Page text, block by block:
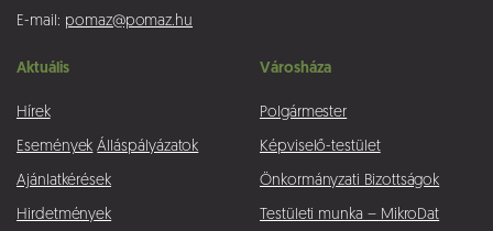
E-mail: pomaz@pomaz.hu
Aktuális
Hírek
Események Álláspályázatok
Ajánlatkérések
Hirdetmények
Városháza
Polgármester
Képviselő-testület
Önkormányzati Bizottságok
Testületi munka – MikroDat